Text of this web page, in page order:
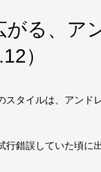
がる、ア
）
スタイルは、アンド
行錯誤していた頃に